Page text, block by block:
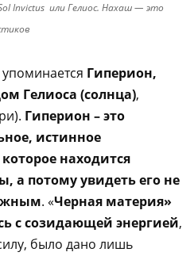
Invictus или Гелиос. Нахаш — это
Гиперион,
Гелиоса (солнца),
Гиперион – это
истинное
находится
а потому увидеть его не
. «Черная материя»
с созидающей энергией,
было дано лишь